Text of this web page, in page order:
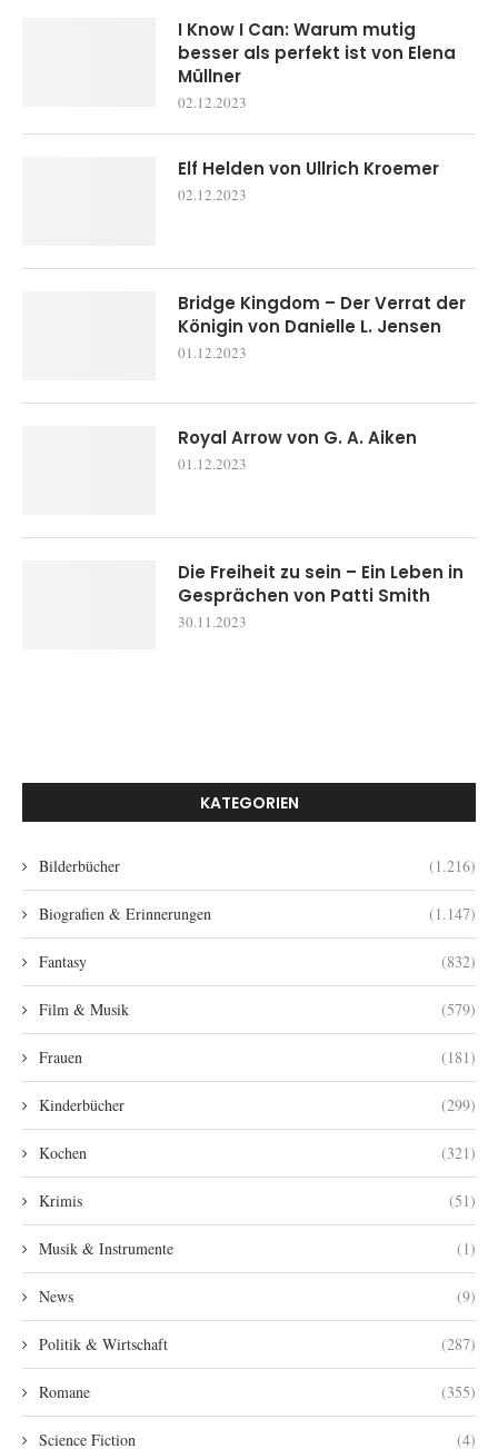
I Know I Can: Warum mutig
besser als perfekt ist von Elena
Müllner
02.12.2023
Elf Helden von Ullrich Kroemer
02.12.2023
Bridge Kingdom – Der Verrat der
Königin von Danielle L. Jensen
01.12.2023
Royal Arrow von G. A. Aiken
01.12.2023
Die Freiheit zu sein – Ein Leben in
Gesprächen von Patti Smith
30.11.2023
KATEGORIEN
Bilderbücher (1.216)
Biografien & Erinnerungen (1.147)
Fantasy (832)
Film & Musik (579)
Frauen (181)
Kinderbücher (299)
Kochen (321)
Krimis (51)
Musik & Instrumente (1)
News (9)
Politik & Wirtschaft (287)
Romane (355)
Science Fiction (4)